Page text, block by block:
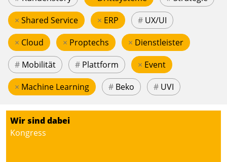
× Shared Service × ERP # UX/UI
× Cloud × Proptechs × Dienstleister
# Mobilität # Plattform × Event
× Machine Learning # Beko # UVI
Wir sind dabei
Kongress